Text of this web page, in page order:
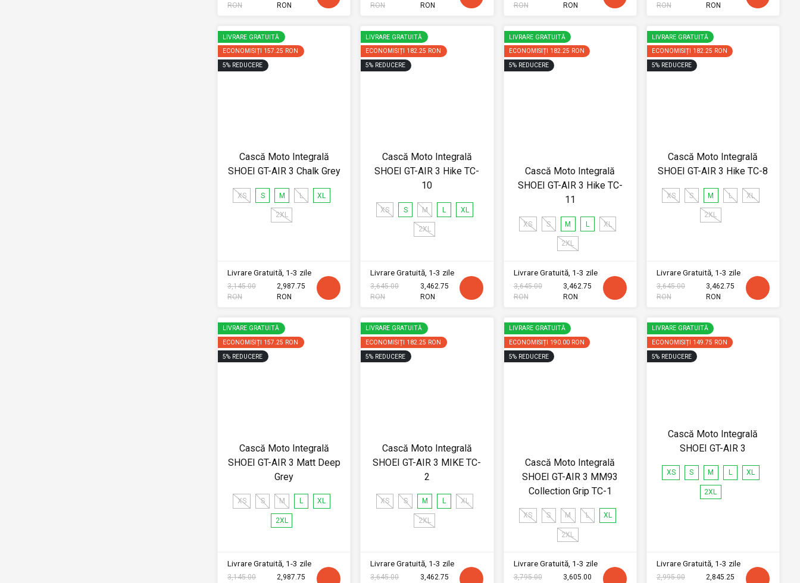
RON
RON
RON
RON
RON
RON
RON
RON
LIVRARE GRATUITĂ
ECONOMISIȚI 157.25 RON
5% REDUCERE
Cască Moto Integrală
SHOEI GT-AIR 3 Chalk Grey
XS S M L XL
2XL
Livrare Gratuită, 1-3 zile
3,145.00
RON
2,987.75
RON
LIVRARE GRATUITĂ
ECONOMISIȚI 182.25 RON
5% REDUCERE
Cască Moto Integrală
SHOEI GT-AIR 3 Hike TC-
10
XS S M L XL
2XL
Livrare Gratuită, 1-3 zile
3,645.00
RON
3,462.75
RON
LIVRARE GRATUITĂ
ECONOMISIȚI 182.25 RON
5% REDUCERE
Cască Moto Integrală
SHOEI GT-AIR 3 Hike TC-
11
XS S M L XL
2XL
Livrare Gratuită, 1-3 zile
3,645.00
RON
3,462.75
RON
LIVRARE GRATUITĂ
ECONOMISIȚI 182.25 RON
5% REDUCERE
Cască Moto Integrală
SHOEI GT-AIR 3 Hike TC-8
XS S M L XL
2XL
Livrare Gratuită, 1-3 zile
3,645.00
RON
3,462.75
RON
LIVRARE GRATUITĂ
ECONOMISIȚI 157.25 RON
5% REDUCERE
Cască Moto Integrală
SHOEI GT-AIR 3 Matt Deep
Grey
XS S M L XL
2XL
Livrare Gratuită, 1-3 zile
3,145.00 2,987.75
LIVRARE GRATUITĂ
ECONOMISIȚI 182.25 RON
5% REDUCERE
Cască Moto Integrală
SHOEI GT-AIR 3 MIKE TC-
2
XS S M L XL
2XL
Livrare Gratuită, 1-3 zile
3,645.00 3,462.75
LIVRARE GRATUITĂ
ECONOMISIȚI 190.00 RON
5% REDUCERE
Cască Moto Integrală
SHOEI GT-AIR 3 MM93
Collection Grip TC-1
XS S M L XL
2XL
Livrare Gratuită, 1-3 zile
3,795.00 3,605.00
LIVRARE GRATUITĂ
ECONOMISIȚI 149.75 RON
5% REDUCERE
Cască Moto Integrală
SHOEI GT-AIR 3
XS S M L XL
2XL
Livrare Gratuită, 1-3 zile
2,995.00 2,845.25